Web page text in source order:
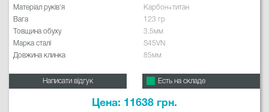
Матеріал руків'я
Карбон+титан
Вага
123 гр
Товщина обуху
3.5мм
Марка сталі
S45VN
Довжина клинка
85мм
Написати відгук Есть на складе
Цена: 11638 грн.